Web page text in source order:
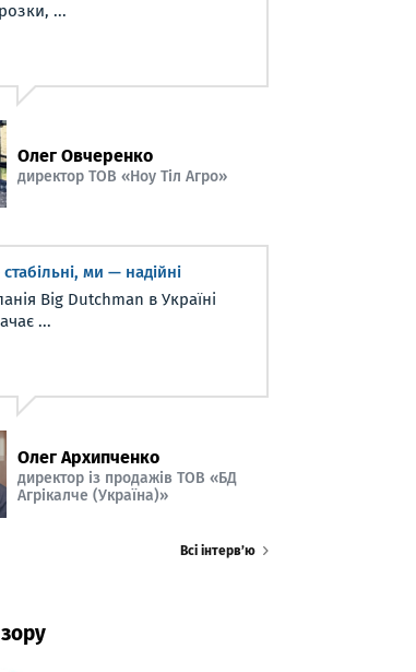
...
Олег Овчеренко
директор ТОВ «Ноу Тіл Агро»
ми — надійні
Big Dutchman в Україні
...
Олег Архипченко
директор із продажів ТОВ «БД
Агрікалче (Україна)»
Всі інтерв’ю